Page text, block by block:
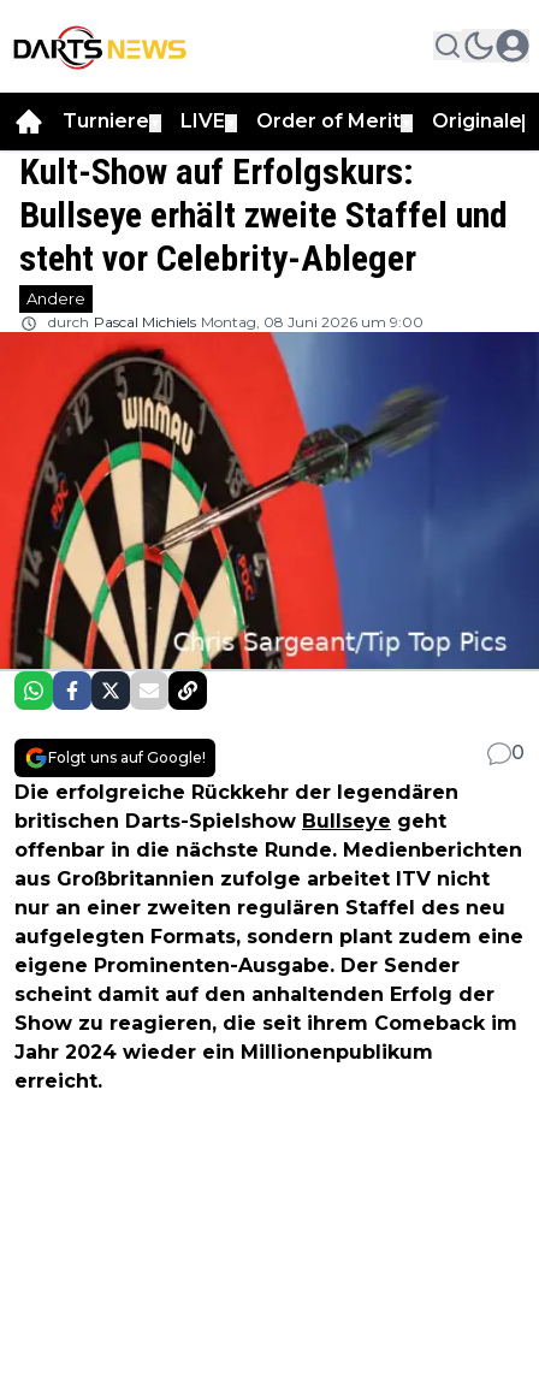
Turniere LIVE Order of Merit Originale
Kult-Show auf Erfolgskurs:
Bullseye erhält zweite Staffel und
steht vor Celebrity-Ableger
Andere
durch Pascal Michiels Montag, 08 Juni 2026 um 9:00
Folgt uns auf Google!
0
Die erfolgreiche Rückkehr der legendären
britischen Darts-Spielshow Bullseye geht
offenbar in die nächste Runde. Medienberichten
aus Großbritannien zufolge arbeitet ITV nicht
nur an einer zweiten regulären Staffel des neu
aufgelegten Formats, sondern plant zudem eine
eigene Prominenten-Ausgabe. Der Sender
scheint damit auf den anhaltenden Erfolg der
Show zu reagieren, die seit ihrem Comeback im
Jahr 2024 wieder ein Millionenpublikum
erreicht.